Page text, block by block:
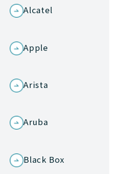
Alcatel
Apple
Arista
Aruba
Black Box